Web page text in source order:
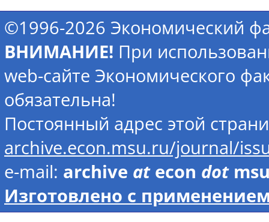
©1996-2026 Экономический
ВНИМАНИЕ! При
web-сайте Экономического
обязательна!
Постоянный адрес этой
archive.econ.msu.ru/journal/
e-mail: archive atecon dot
Изготовлено с